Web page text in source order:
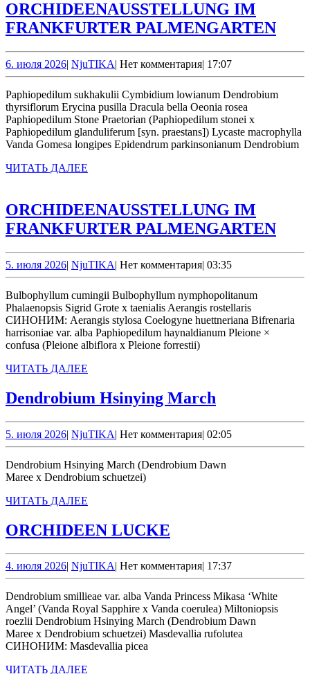
ORCHIDEENAUSSTELLUNG IM
FRANKFURTER PALMENGARTEN
6. июля 20266.
июля
2026
| NjuTIKANjuTIKA
| Нет комментария| 17:07
Paphiopedilum sukhakulii Cymbidium lowianum Dendrobium
thyrsiflorum Erycina pusilla Dracula bella Oeonia rosea
Paphiopedilum Stone Praetorian (Paphiopedilum stonei x
Paphiopedilum glanduliferum [syn. praestans]) Lycaste macrophylla
Vanda Gomesa longipes Epidendrum parkinsonianum Dendrobium
ЧИТАТЬ ДАЛЕЕ
ORCHIDEENAUSSTELLUNG IM
FRANKFURTER PALMENGARTEN
5. июля 20265.
июля
| NjuTIKANjuTIKA
| Нет комментария| 03:35
Bulbophyllum cumingii Bulbophyllum nymphopolitanum
Phalaenopsis Sigrid Grote x taenialis Aerangis rostellaris
СИНОНИМ: Aerangis stylosa Coelogyne huettneriana Bifrenaria
harrisoniae var. alba Paphiopedilum haynaldianum Pleione ×
confusa (Pleione albiflora x Pleione forrestii)
ЧИТАТЬ ДАЛЕЕ
Dendrobium Hsinying March
March
5. июля 20265.
июля
2026
| NjuTIKANjuTIKA
| Нет комментария| 02:05
Dendrobium Hsinying March (Dendrobium Dawn
Maree x Dendrobium schuetzei)
ЧИТАТЬ ДАЛЕЕ
ORCHIDEEN LUCKE
4. июля 20264.
июля
2026
NjuTIKANjuTIKA
Нет комментария 17:37
Dendrobium smillieae var. alba Vanda Princess Mikasa ‘White
Angel’ (Vanda Royal Sapphire x Vanda coerulea) Miltoniopsis
roezlii Dendrobium Hsinying March (Dendrobium Dawn
Maree x Dendrobium schuetzei) Masdevallia rufolutea
СИНОНИМ: Masdevallia picea
ЧИТАТЬ ДАЛЕЕ